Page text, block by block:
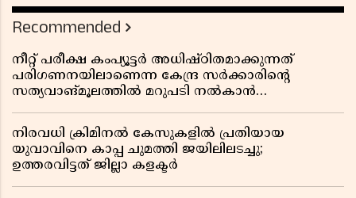
Recommended
നീറ്റ് പരീക്ഷ കംപ്യൂട്ടർ അധിഷ്ഠിതമാക്കുന്നത്
പരിഗണനയിലാണെന്ന കേന്ദ്ര സർക്കാരിൻ്റെ
സത്യവാങ്മൂലത്തിൽ മറുപടി നൽകാൻ
നിരവധി ക്രിമിനൽ കേസുകളിൽ പ്രതിയായ
യുവാവിനെ കാപ്പ ചുമത്തി ജയിലിലടച്ചു;
ഉത്തരവിട്ടത് ജില്ലാ കളക്ടർ